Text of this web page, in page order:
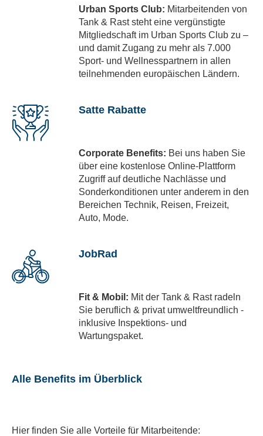
Urban Sports Club: Mitarbeitenden von
Tank & Rast steht eine vergünstigte
Mitgliedschaft im Urban Sports Club zu –
und damit Zugang zu mehr als 7.000
Sport- und Wellnesspartnern in allen
teilnehmenden europäischen Ländern.
Satte Rabatte
Corporate Benefits: Bei uns haben Sie
über eine kostenlose Online-Plattform
Zugriff auf deutliche Nachlässe und
Sonderkonditionen unter anderem in den
Bereichen Technik, Reisen, Freizeit,
Auto, Mode.
JobRad
Fit & Mobil: Mit der Tank & Rast radeln
Sie beruflich & privat umweltfreundlich -
inklusive Inspektions- und
Wartungspaket.
Alle Benefits im Überblick
Hier finden Sie alle Vorteile für Mitarbeitende: